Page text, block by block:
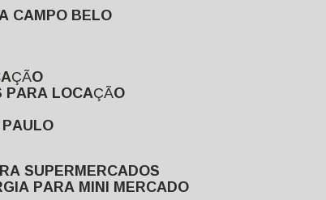
CAMPO BELO
PARA LOCAÇÃO
SUPERMERCADOS
PARA MINI MERCADO